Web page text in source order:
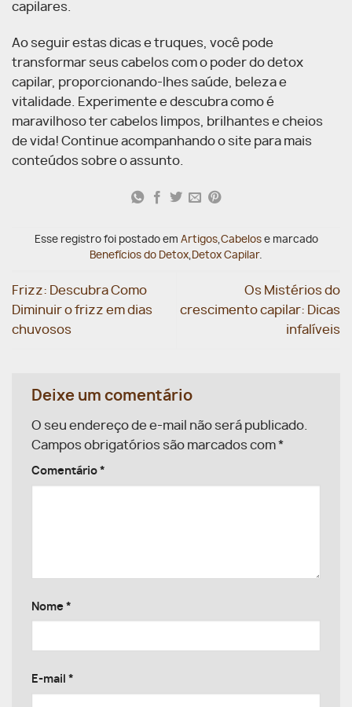
capilares.
Ao seguir estas dicas e truques, você pode
transformar seus cabelos com o poder do detox
capilar, proporcionando-lhes saúde, beleza e
vitalidade. Experimente e descubra como é
maravilhoso ter cabelos limpos, brilhantes e cheios
de vida! Continue acompanhando o site para mais
conteúdos sobre o assunto.
Esse registro foi postado em Artigos,Cabelose marcado
Benefícios do Detox, Detox Capilar.
Frizz: Descubra Como
Diminuir o frizz em dias
chuvosos
Os Mistérios do
crescimento capilar: Dicas
infalíveis
Deixe um comentário
O seu endereço de e-mail não será publicado.
Campos obrigatórios são marcados com*
Comentário *
Nome *
E-mail *